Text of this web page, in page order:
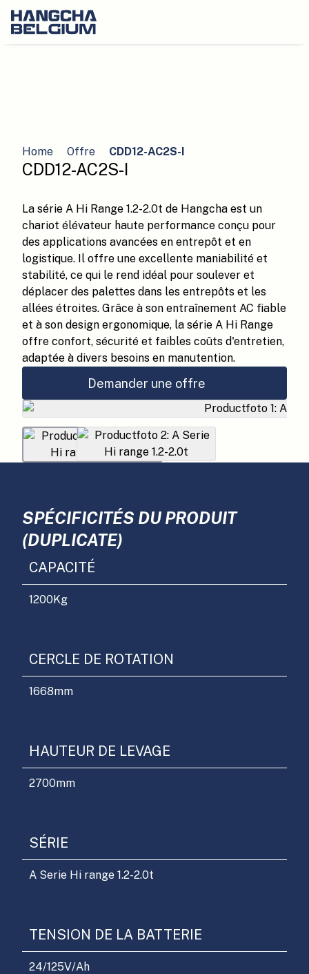
Home Offre CDD12-AC2S-I
CDD12-AC2S-I
La série A Hi Range 1.2-2.0t de Hangcha est un
chariot élévateur haute performance conçu pour
des applications avancées en entrepôt et en
logistique. Il offre une excellente maniabilité et
stabilité, ce qui le rend idéal pour soulever et
déplacer des palettes dans les entrepôts et les
allées étroites. Grâce à son entraînement AC fiable
et à son design ergonomique, la série A Hi Range
offre confort, sécurité et faibles coûts d'entretien,
adaptée à divers besoins en manutention.
Demander une offre
SPÉCIFICITÉS DU PRODUIT
(DUPLICATE)
CAPACITÉ
1200Kg
CERCLE DE ROTATION
1668mm
HAUTEUR DE LEVAGE
2700mm
SÉRIE
A Serie Hi range 1.2-2.0t
TENSION DE LA BATTERIE
24/125V/Ah